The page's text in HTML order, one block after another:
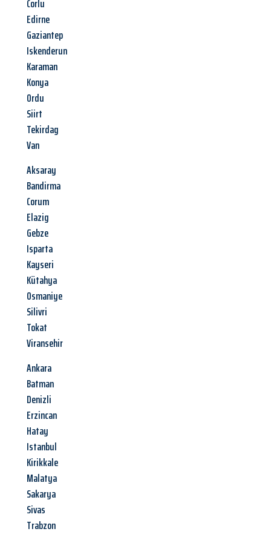
Corlu
Edirne
Gaziantep
Iskenderun
Karaman
Konya
Ordu
Siirt
Tekirdag
Van
Aksaray
Bandirma
Corum
Elazig
Gebze
Isparta
Kayseri
Kütahya
Osmaniye
Silivri
Tokat
Viransehir
Ankara
Batman
Denizli
Erzincan
Hatay
Istanbul
Kirikkale
Malatya
Sakarya
Sivas
Trabzon